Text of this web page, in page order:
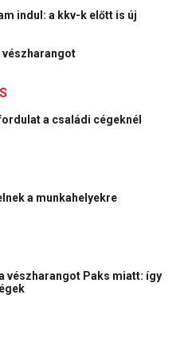
indul: a kkv-k előtt is új
vészharangot
a családi cégeknél
a munkahelyekre
vészharangot Paks miatt: így